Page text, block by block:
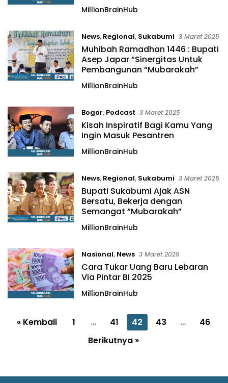
MillionBrainHub
News, Regional, Sukabumi 3 Maret 2025
Muhibah Ramadhan 1446 : Bupati
Asep Japar “Sinergitas Untuk
Pembangunan “Mubarakah”
MillionBrainHub
Bogor, Podcast 3 Maret 2025
Kisah Inspiratif Bagi Kamu Yang
Ingin Masuk Pesantren
MillionBrainHub
News, Regional, Sukabumi 3 Maret 2025
Bupati Sukabumi Ajak ASN
Bersatu, Bekerja dengan
Semangat “Mubarakah”
MillionBrainHub
Nasional, News 3 Maret 2025
Cara Tukar Uang Baru Lebaran
Via Pintar BI 2025
MillionBrainHub
n
« Kembali 1 … 41 42 43 …
46
Berikutnya »